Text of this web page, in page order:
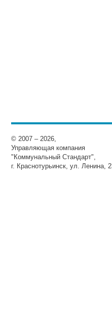
© 2007 – 2026,
Управляющая компания
"Коммунальный Стандарт",
г. Краснотурьинск, ул. Ленина,